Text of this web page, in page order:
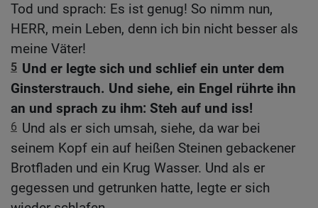
Tod und sprach: Es ist genug! So nimm nun,
HERR, mein Leben, denn ich bin nicht besser als
meine Väter!
5 Und er legte sich und schlief ein unter dem
Ginsterstrauch. Und siehe, ein Engel rührte ihn
an und sprach zu ihm: Steh auf und iss!
6 Und als er sich umsah, siehe, da war bei
seinem Kopf ein auf heißen Steinen gebackener
Brotfladen und ein Krug Wasser. Und als er
gegessen und getrunken hatte, legte er sich